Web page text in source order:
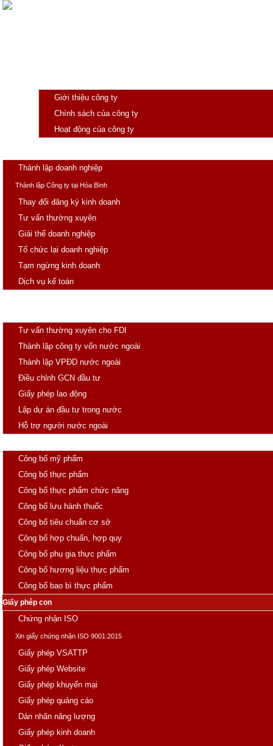
Giới thiệu công ty
Chính sách của công ty
Hoạt động của công ty
Thành lập doanh nghiệp
Thành lập Công ty tại Hòa Bình
Thay đổi đăng ký kinh doanh
Tư vấn thường xuyên
Giải thể doanh nghiệp
Tổ chức lại doanh nghiệp
Tạm ngừng kinh doanh
Dịch vụ kế toán
Tư vấn thường xuyên cho FDI
Thành lập công ty vốn nước ngoài
Thành lập VPĐD nước ngoài
Điều chỉnh GCN đầu tư
Giấy phép lao động
Lập dự án đầu tư trong nước
Hỗ trợ người nước ngoài
Công bố mỹ phẩm
Công bố thực phẩm
Công bố thực phẩm chức năng
Công bố lưu hành thuốc
Công bố tiêu chuẩn cơ sở
Công bố hợp chuẩn, hợp quy
Công bố phụ gia thực phẩm
Công bố hương liệu thực phẩm
Công bố bao bì thực phẩm
Giấy phép con
Chứng nhận ISO
Xin giấy chứng nhận ISO 9001:2015
Giấy phép VSATTP
Giấy phép Website
Giấy phép khuyến mại
Giấy phép quảng cáo
Dán nhãn năng lượng
Giấy phép kinh doanh